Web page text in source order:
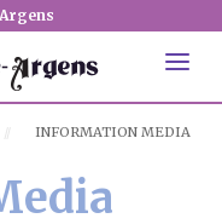
INFORMATION MEDIA